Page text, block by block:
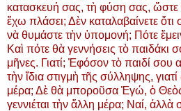
κατασκευή σας, τὴ φύση σας,
ἔχω πλάσει; Δὲν καταλαβαίνετε
νὰ θυμάστε τὴν ὑπομονή; Πότε
Καὶ πότε θὰ γεννήσεις τὸ παιδάκι
μῆνες. Γιατί; Ἐφόσον τὸ παιδί
τὴν ἴδια στιγμὴ τῆς σύλληψης, γιατί
μέρα; Δὲ θὰ μποροῦσα Ἐγώ, ὁ
γεννιέται τὴν ἄλλη μέρα; Ναί,